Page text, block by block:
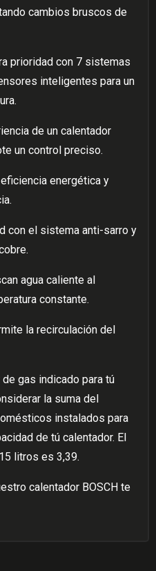
cambios bruscos de
prioridad con 7 sistemas
inteligentes para un
de un calentador
un control preciso.
energética y
con el sistema anti-sarro y
agua caliente al
constante.
la recirculación del
gas indicado para tú
la suma del
instalados para
de tú calentador. El
litros es 3,39.
calentador BOSCH te